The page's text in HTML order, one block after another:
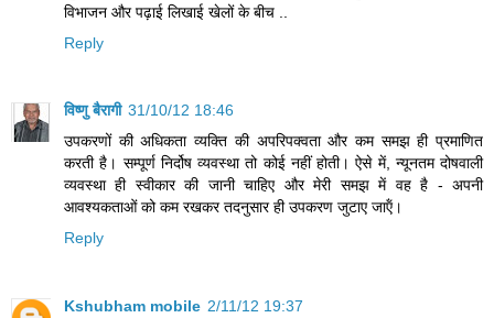
विभाजन और पढ़ाई लिखाई खेलों के बीच ..
Reply
विष्णु बैरागी 31/10/12 18:46
उपकरणों की अधिकता व्‍यक्ति की अपरिपक्‍वता और कम समझ ही प्रमाणित
करती है। सम्‍पूर्ण निर्दोष व्‍यवस्‍था तो कोई नहीं होती। ऐसे में, न्‍यूनतम दोषवाली
व्‍यवस्‍था ही स्‍वीकार की जानी चाहिए और मेरी समझ में वह है - अपनी
आवश्‍यकताओं को कम रखकर तदनुसार ही उपकरण जुटाए जाऍं।
Reply
Kshubham mobile 2/11/12 19:37